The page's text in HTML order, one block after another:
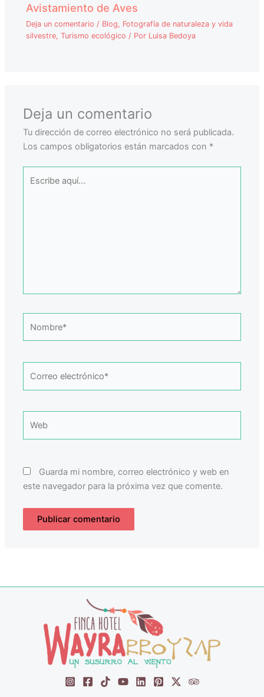
Avistamiento de Aves
Deja un comentario / Blog, Fotografía de naturaleza y vida
silvestre,Turismo ecológico / Por Luisa Bedoya
Deja un comentario
Tu dirección de correo electrónico no será publicada.
Los campos obligatorios están marcados con *
aquí...
electrónico*
Guarda mi nombre, correo electrónico y web en
este navegador para la próxima vez que comente.